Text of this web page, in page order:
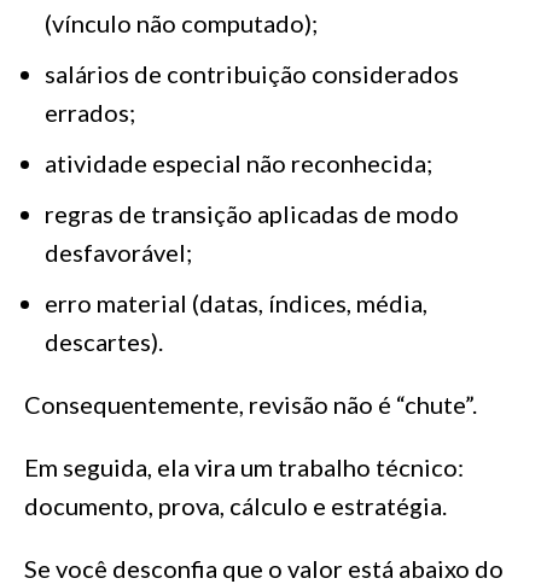
(vínculo não computado);
salários de contribuição considerados
errados;
atividade especial não reconhecida;
regras de transição aplicadas de modo
desfavorável;
erro material (datas, índices, média,
descartes).
Consequentemente, revisão não é “chute”.
Em seguida, ela vira um trabalho técnico:
documento, prova, cálculo e estratégia.
Se você desconfia que o valor está abaixo do